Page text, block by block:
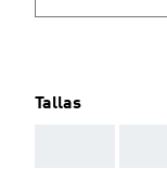
Tallas